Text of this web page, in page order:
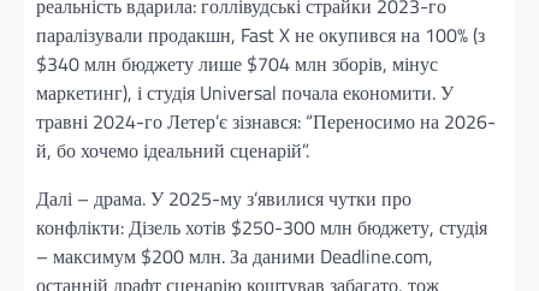
реальність вдарила: голлівудські страйки 2023-го
паралізували продакшн, Fast X не окупився на 100% (з
$340 млн бюджету лише $704 млн зборів, мінус
маркетинг), і студія Universal почала економити. У
травні 2024-го Летер’є зізнався: “Переносимо на 2026-
й, бо хочемо ідеальний сценарій”.
Далі – драма. У 2025-му з’явилися чутки про
конфлікти: Дізель хотів $250-300 млн бюджету, студія
– максимум $200 млн. За даними Deadline.com,